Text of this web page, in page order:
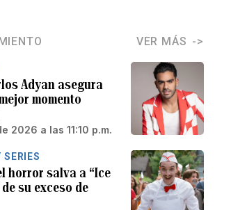
VER MÁS
Adyan asegura
momento
2026 a las 11:10 p.m.
SERIES
horror salva a “Ice
de su exceso de